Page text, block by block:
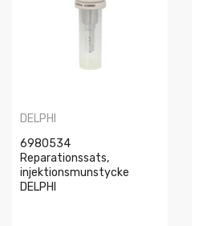
DELPHI
6980534
Reparationssats,
injektionsmunstycke
DELPHI